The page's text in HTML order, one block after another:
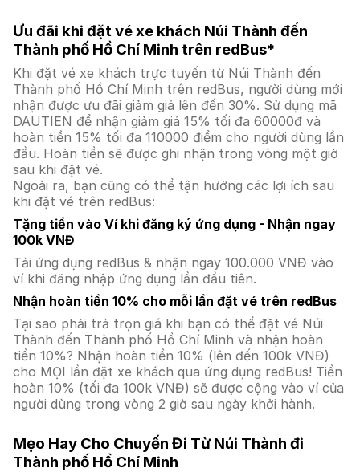
Ưu đãi khi đặt vé xe khách Núi Thành đến
Thành phố Hồ Chí Minh trên redBus*
Khi đặt vé xe khách trực tuyến từ Núi Thành đến
Thành phố Hồ Chí Minh trên redBus, người dùng mới
nhận được ưu đãi giảm giá lên đến 30%. Sử dụng mã
DAUTIEN để nhận giảm giá 15% tối đa 60000đ và
hoàn tiền 15% tối đa 110000 điểm cho người dùng lần
đầu. Hoàn tiền sẽ được ghi nhận trong vòng một giờ
sau khi đặt vé.
Ngoài ra, bạn cũng có thể tận hưởng các lợi ích sau
khi đặt vé trên redBus:
Tặng tiền vào Ví khi đăng ký ứng dụng - Nhận ngay
100k VNĐ
Tải ứng dụng redBus & nhận ngay 100.000 VNĐ vào
ví khi đăng nhập ứng dụng lần đầu tiên.
Nhận hoàn tiền 10% cho mỗi lần đặt vé trên redBus
Tại sao phải trả trọn giá khi bạn có thể đặt vé Núi
Thành đến Thành phố Hồ Chí Minh và nhận hoàn
tiền 10%? Nhận hoàn tiền 10% (lên đến 100k VNĐ)
cho MỌI lần đặt xe khách qua ứng dụng redBus! Tiền
hoàn 10% (tối đa 100k VNĐ) sẽ được cộng vào ví của
người dùng trong vòng 2 giờ sau ngày khởi hành.
Mẹo Hay Cho Chuyến Đi Từ Núi Thành đi
Thành phố Hồ Chí Minh